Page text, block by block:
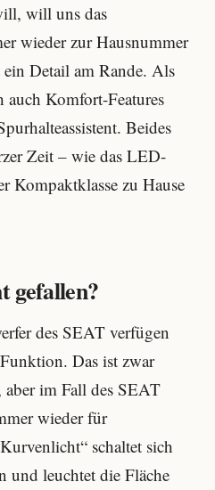
will uns das
wieder zur Hausnummer
Detail am Rande. Als
auch Komfort-Features
Beides
Zeit – wie das LED-
Kompaktklasse zu Hause
gefallen?
des SEAT verfügen
Das ist zwar
im Fall des SEAT
wieder für
schaltet sich
und leuchtet die Fläche